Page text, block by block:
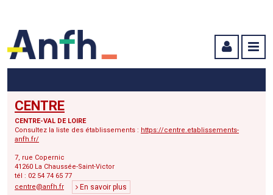
CENTRE
CENTRE-VAL DE LOIRE
Consultez la liste des établissements : https://centre.etablissements-
anfh.fr/
7, rue Copernic
41260 La Chaussée-Saint-Victor
tél : 02 54 74 65 77
centre@anfh.fr
En savoir plus